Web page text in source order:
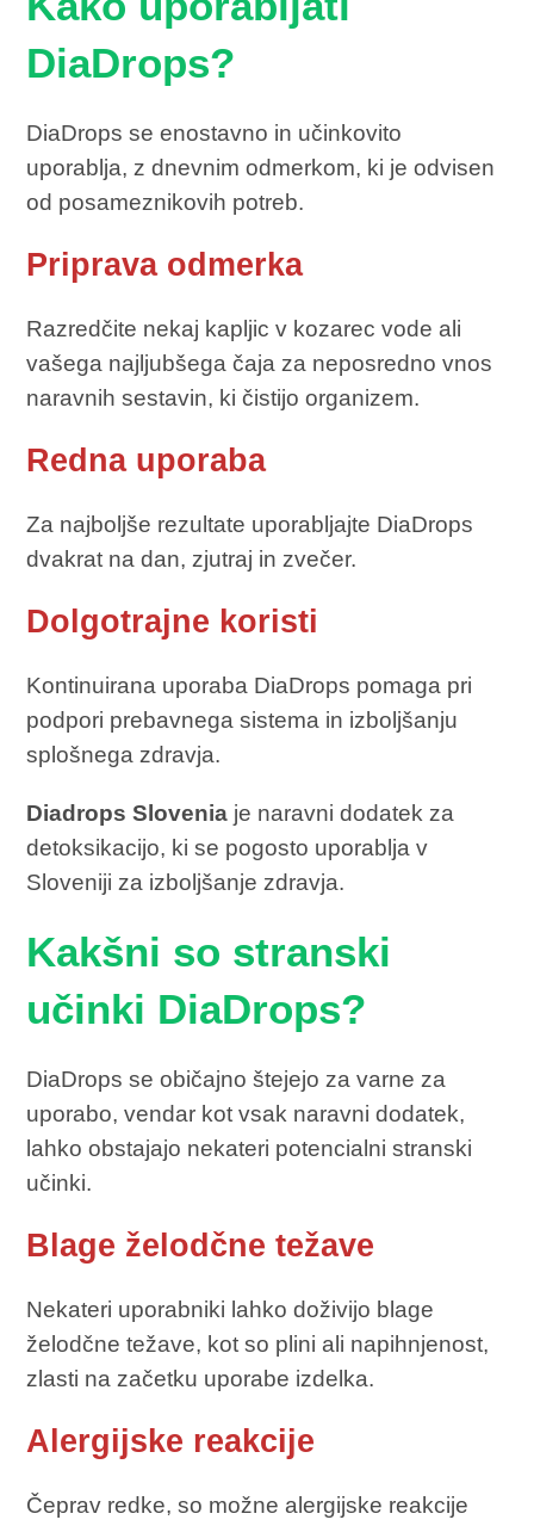
DiaDrops?
DiaDrops se enostavno in učinkovito
uporablja, z dnevnim odmerkom, ki je odvisen
od posameznikovih potreb.
Priprava odmerka
Razredčite nekaj kapljic v kozarec vode ali
vašega najljubšega čaja za neposredno vnos
naravnih sestavin, ki čistijo organizem.
Redna uporaba
Za najboljše rezultate uporabljajte DiaDrops
dvakrat na dan, zjutraj in zvečer.
Dolgotrajne koristi
Kontinuirana uporaba DiaDrops pomaga pri
podpori prebavnega sistema in izboljšanju
splošnega zdravja.
Diadrops Slovenia je naravni dodatek za
detoksikacijo, ki se pogosto uporablja v
Sloveniji za izboljšanje zdravja.
Kakšni so stranski
učinki DiaDrops?
DiaDrops se običajno štejejo za varne za
uporabo, vendar kot vsak naravni dodatek,
lahko obstajajo nekateri potencialni stranski
učinki.
Blage želodčne težave
Nekateri uporabniki lahko doživijo blage
želodčne težave, kot so plini ali napihnjenost,
zlasti na začetku uporabe izdelka.
Alergijske reakcije
Čeprav redke, so možne alergijske reakcije